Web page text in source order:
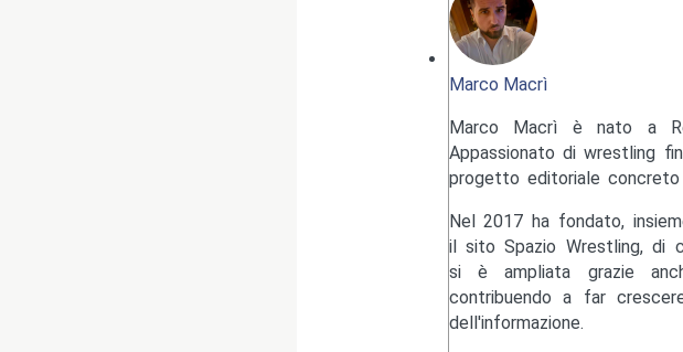
Marco Macrì
Marco Macrì è nato a
Appassionato di wrestling
progetto editoriale
Nel 2017 ha fondato,
il sito Spazio Wrestling, di
si è ampliata grazie
contribuendo a far
dell'informazione.